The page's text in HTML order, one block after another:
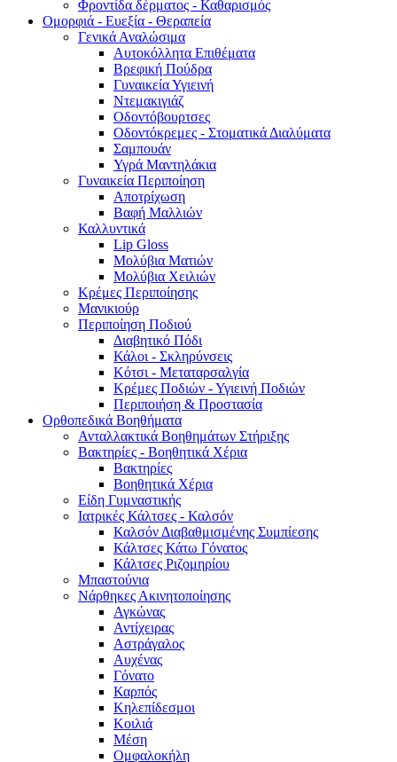
Φροντίδα δέρματος - Καθαρισμός
Ομορφιά - Ευεξία - Θεραπεία
Γενικά Αναλώσιμα
Αυτοκόλλητα Επιθέματα
Βρεφική Πούδρα
Γυναικεία Υγιεινή
Ντεμακιγιάζ
Οδοντόβουρτσες
Οδοντόκρεμες - Στοματικά Διαλύματα
Σαμπουάν
Υγρά Μαντηλάκια
Γυναικεία Περιποίηση
Αποτρίχωση
Βαφή Μαλλιών
Καλλυντικά
Lip Gloss
Μολύβια Ματιών
Μολύβια Χειλιών
Κρέμες Περιποίησης
Μανικιούρ
Περιποίηση Ποδιού
Διαβητικό Πόδι
Κάλοι - Σκληρύνσεις
Κότσι - Μεταταρσαλγία
Κρέμες Ποδιών - Υγιεινή Ποδιών
Περιποιήση & Προστασία
Ορθοπεδικά Βοηθήματα
Ανταλλακτικά Βοηθημάτων Στήριξης
Βακτηρίες - Βοηθητικά Χέρια
Βακτηρίες
Βοηθητικά Χέρια
Είδη Γυμναστικής
Ιατρικές Κάλτσες - Καλσόν
Καλσόν Διαβαθμισμένης Συμπίεσης
Κάλτσες Κάτω Γόνατος
Κάλτσες Ριζομηρίου
Μπαστούνια
Νάρθηκες Ακινητοποίησης
Αγκώνας
Αντίχειρας
Αστράγαλος
Αυχένας
Γόνατο
Καρπός
Κηλεπίδεσμοι
Κοιλιά
Μέση
Ομφαλοκήλη